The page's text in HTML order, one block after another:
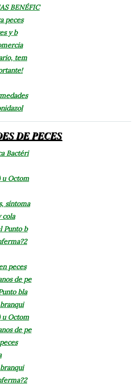
BENÉFIC
peces
y b
tem
DE PECES
Bactéri
u Octom
síntoma
cola
Punto b
peces
de pe
bla
u Octom
de pe